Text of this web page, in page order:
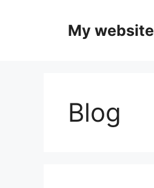
My website
Blog